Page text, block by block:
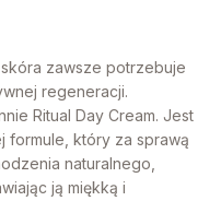
zawsze potrzebuje
regeneracji.
Ritual Day Cream. Jest
formule, który za sprawą
naturalnego,
ją miękką i